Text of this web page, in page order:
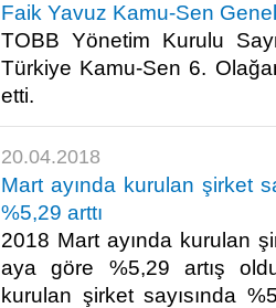
Faik Yavuz Kamu-Sen
TOBB Yönetim Kurulu
Türkiye Kamu-Sen 6.
etti. ​
20.04.2018
Mart ayında kurulan şirket
%5,29 arttı
2018 Mart ayında kurulan
aya göre %5,29 artış
kurulan şirket sayısında